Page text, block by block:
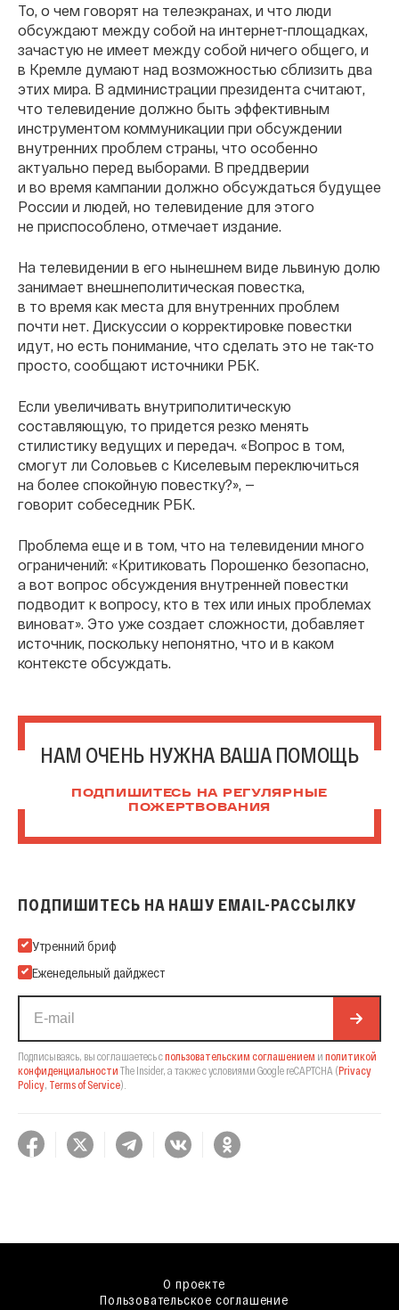
То, о чем говорят на телеэкранах, и что люди
обсуждают между собой на интернет-площадках,
зачастую не имеет между собой ничего общего, и
в Кремле думают над возможностью сблизить два
этих мира. В администрации президента считают,
что телевидение должно быть эффективным
инструментом коммуникации при обсуждении
внутренних проблем страны, что особенно
актуально перед выборами. В преддверии
и во время кампании должно обсуждаться будущее
России и людей, но телевидение для этого
не приспособлено, отмечает издание.
На телевидении в его нынешнем виде львиную долю
занимает внешнеполитическая повестка,
в то время как места для внутренних проблем
почти нет. Дискуссии о корректировке повестки
идут, но есть понимание, что сделать это не так-то
просто, сообщают источники РБК.
Если увеличивать внутриполитическую
составляющую, то придется резко менять
стилистику ведущих и передач. «Вопрос в том,
смогут ли Соловьев с Киселевым переключиться
на более спокойную повестку?», —
говорит собеседник РБК.
Проблема еще и в том, что на телевидении много
ограничений: «Критиковать Порошенко безопасно,
а вот вопрос обсуждения внутренней повестки
подводит к вопросу, кто в тех или иных проблемах
виноват». Это уже создает сложности, добавляет
источник, поскольку непонятно, что и в каком
контексте обсуждать.
НАМ ОЧЕНЬ НУЖНА ВАША ПОМОЩЬ
ПОДПИШИТЕСЬ НА РЕГУЛЯРНЫЕ
ПОЖЕРТВОВАНИЯ
ПОДПИШИТЕСЬ НА НАШУ EMAIL-РАССЫЛКУ
Подпишитесь на нашу Email-рассылку
Утренний бриф
Еженедельный дайджест
Подписываясь, вы соглашаетесь спользовательским соглашением и политикой
конфиденциальности The Insider, а также с условиями Google reCAPTCHA (Privacy
Policy Terms of Service).
О проекте
Пользовательское соглашение